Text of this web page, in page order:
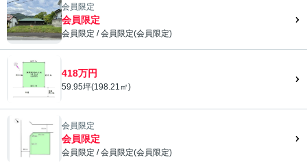
会員限定">
会員限定
会員限定
会員限定 /会員限定(会員限定)
418万円
59.95坪(198.21㎡)
会員限定
会員限定
会員限定 /会員限定(会員限定)